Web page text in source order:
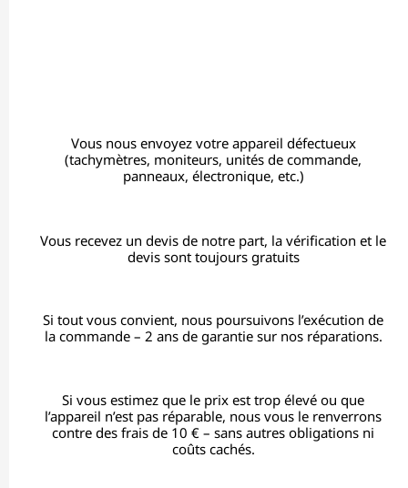
Vous nous envoyez votre appareil défectueux
(tachymètres, moniteurs, unités de commande,
panneaux, électronique, etc.)
Vous recevez un devis de notre part, la vérification et le
devis sont toujours gratuits
Si tout vous convient, nous poursuivons l’exécution de
la commande – 2 ans de garantie sur nos réparations.
Si vous estimez que le prix est trop élevé ou que
l’appareil n’est pas réparable, nous vous le renverrons
contre des frais de 10 € – sans autres obligations ni
coûts cachés.